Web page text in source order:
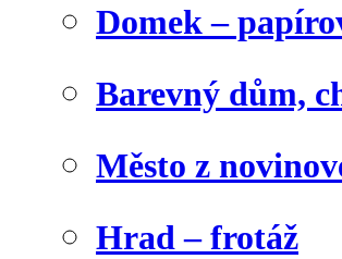
Domek –
Barevný dům,
Město z
Hrad – frotáž